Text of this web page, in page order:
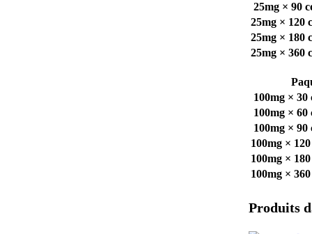
25mg × 90
25mg × 120
25mg × 180
25mg × 360
100mg × 30
100mg × 60
100mg × 90
100mg ×
100mg ×
100mg ×
Produits